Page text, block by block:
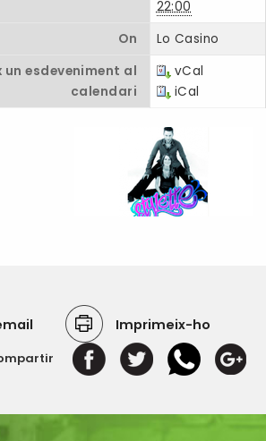
22:00
On
Lo Casino
un esdeveniment al
calendari
vCal
iCal
Imprimeix-ho